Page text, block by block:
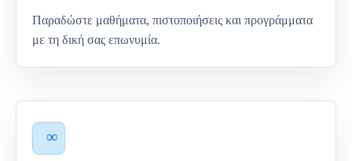
Παραδώστε μαθήματα, πιστοποιήσεις και προγράμματα
με τη δική σας επωνυμία.